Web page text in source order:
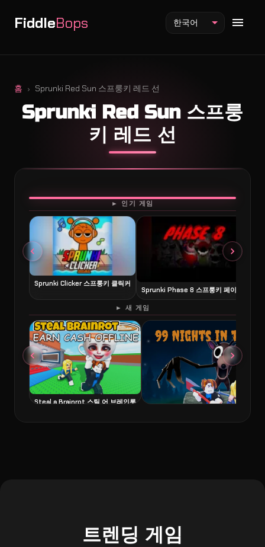
FiddleBops
Fiddlebops 모드
Incredibox 모드
Sprunki 모드
한국어
홈 Sprunki Red Sun 스프룽키 레드 선
Sprunki Red Sun 스프룽
키 레드 선
► 인기 게임
Sprunki Clicker 스프룽키 클릭커
Sprunki Phase 8 스프룽키 페이즈 8
플레이
► 새 게임
Steal a Brainrot 스틸 어 브레인롯
트렌딩 게임